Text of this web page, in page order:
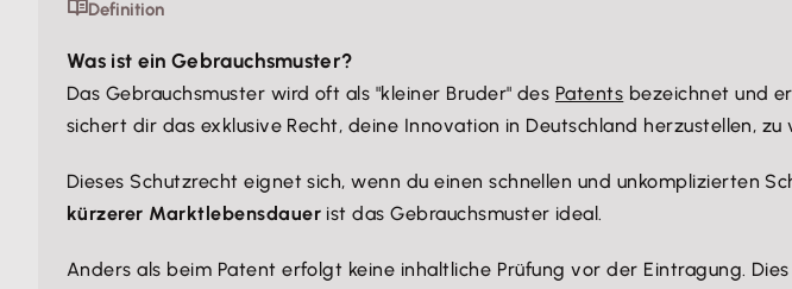
Definition
Was ist ein Gebrauchsmuster?
Das Gebrauchsmuster wird oft als "kleiner Bruder" des Patents bezeichnet und
sichert dir das exklusive Recht, deine Innovation in Deutschland herzustellen,
Dieses Schutzrecht eignet sich, wenn du einen schnellen und unkomplizierten
kürzerer Marktlebensdauer ist das Gebrauchsmuster ideal.
Anders als beim Patent erfolgt keine inhaltliche Prüfung vor der Eintragung.